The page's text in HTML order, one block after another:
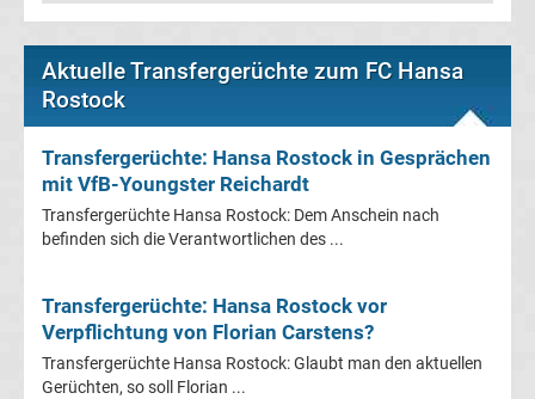
Dortmund
Transfergerüchte
Mönchengladbach
Chemnitzer
FC
Aktuelle Transfergerüchte zum FC Hansa
Rostock
Transfergerüchte: Hansa Rostock in Gesprächen
mit VfB-Youngster Reichardt
Transfergerüchte Hansa Rostock: Dem Anschein nach
befinden sich die Verantwortlichen des ...
Transfergerüchte: Hansa Rostock vor
Verpflichtung von Florian Carstens?
Transfergerüchte Hansa Rostock: Glaubt man den aktuellen
Gerüchten, so soll Florian ...